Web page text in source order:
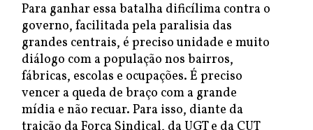
Para ganhar essa batalha dificílima contra o
governo, facilitada pela paralisia das
grandes centrais, é preciso unidade e muito
diálogo com a população nos bairros,
fábricas, escolas e ocupações. É preciso
vencer a queda de braço com a grande
mídia e não recuar. Para isso, diante da